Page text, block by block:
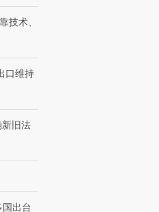
技术、
口维持
旧法
出台